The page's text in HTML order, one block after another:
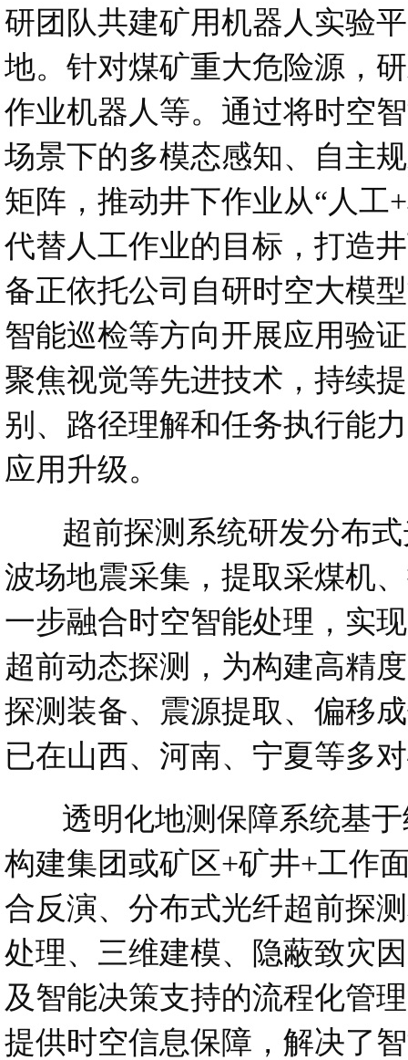
研团队共建矿用机器人实验
地。针对煤矿重大危险源，
作业机器人等。通过将时空
场景下的多模态感知、自主
矩阵，推动井下作业从“人工
代替人工作业的目标，打造
备正依托公司自研时空大模
智能巡检等方向开展应用验
聚焦视觉等先进技术，持续
别、路径理解和任务执行能
应用升级。
超前探测系统研发分布式
波场地震采集，提取采煤机
一步融合时空智能处理，实
超前动态探测，为构建高精
探测装备、震源提取、偏移
已在山西、河南、宁夏等多
透明化地测保障系统基于
构建集团或矿区+矿井+工作
合反演、分布式光纤超前探
处理、三维建模、隐蔽致灾
及智能决策支持的流程化管
提供时空信息保障，解决了